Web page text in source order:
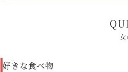
女
好きな食べ物